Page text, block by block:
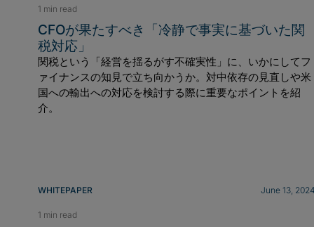
1 min read
CFOが果たすべき「冷静で事実に基づいた関
税対応」
関税という「経営を揺るがす不確実性」に、いかにしてフ
ァイナンスの知見で立ち向かうか。対中依存の見直しや米
国への輸出への対応を検討する際に重要なポイントを紹
介。
WHITEPAPER June 13,
1 min read